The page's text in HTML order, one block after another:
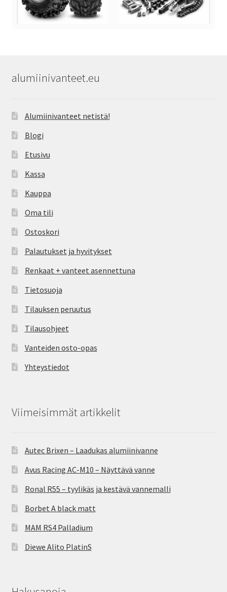
alumiinivanteet.eu
Alumiinivanteet netistä!
Blogi
Etusivu
Kassa
Kauppa
Oma tili
Ostoskori
Palautukset ja hyvitykset
Renkaat + vanteet asennettuna
Tietosuoja
Tilauksen peruutus
Tilausohjeet
Vanteiden osto-opas
Yhteystiedot
Viimeisimmät artikkelit
Autec Brixen – Laadukas alumiinivanne
Avus Racing AC-M10 – Näyttävä vanne
Ronal R55 – tyylikäs ja kestävä vannemalli
Borbet A black matt
MAM RS4 Palladium
Diewe Alito PlatinS